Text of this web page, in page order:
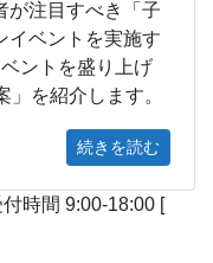
が注目すべき「子
イベントを実施す
ントを盛り上げ
を紹介します。
続きを読む
付時間 9:00-18:00 [